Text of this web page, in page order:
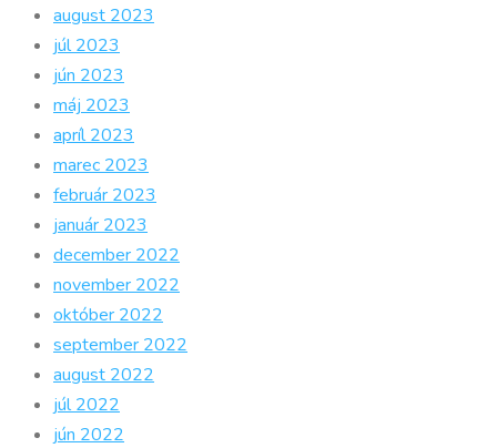
august 2023
júl 2023
jún 2023
máj 2023
apríl 2023
marec 2023
február 2023
január 2023
december 2022
november 2022
október 2022
september 2022
august 2022
júl 2022
jún 2022